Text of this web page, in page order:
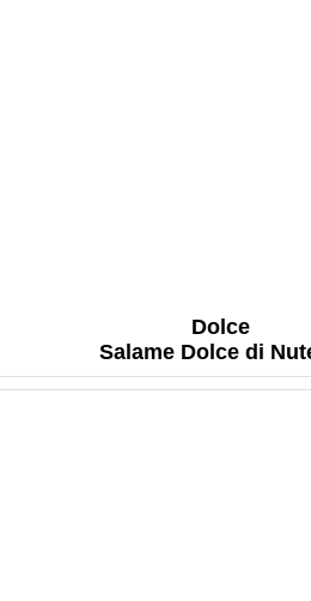
Dolce
Salame Dolce di